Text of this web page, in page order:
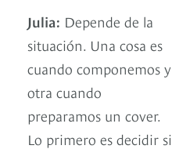
Julia: Depende de la
situación. Una cosa es
cuando componemos y
otra cuando
preparamos un cover.
Lo primero es decidir si